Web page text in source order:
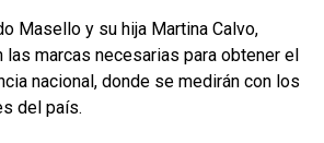
Masello y su hija Martina Calvo,
las marcas necesarias para obtener el
nacional, donde se medirán con los
del país.